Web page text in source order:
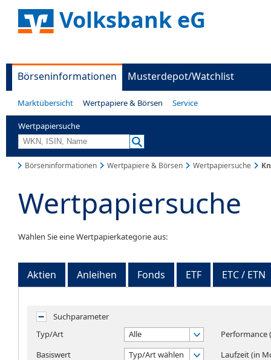
Volksbank eG
Börseninformationen Musterdepot/Watchlist
Marktübersicht Wertpapiere & Börsen Service
Wertpapiersuche
Börseninformationen Wertpapiere & Börsen Wertpapiersuche
Wertpapiersuche
Wählen Sie eine Wertpapierkategorie aus:
Aktien Anleihen Fonds ETF ETC / ETN
Suchparameter
Typ/Art
Alle
Basiswert
Typ/Art wählen
Performance
Laufzeit (in